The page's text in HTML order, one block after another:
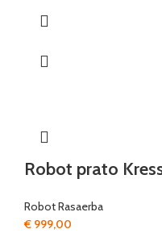
Robot prato
Robot Rasaerba
€ 999,00